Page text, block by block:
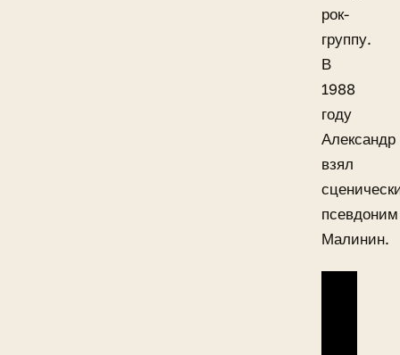
рок-
группу.
В
1988
году
Александр
взял
псевдоним
Малинин.